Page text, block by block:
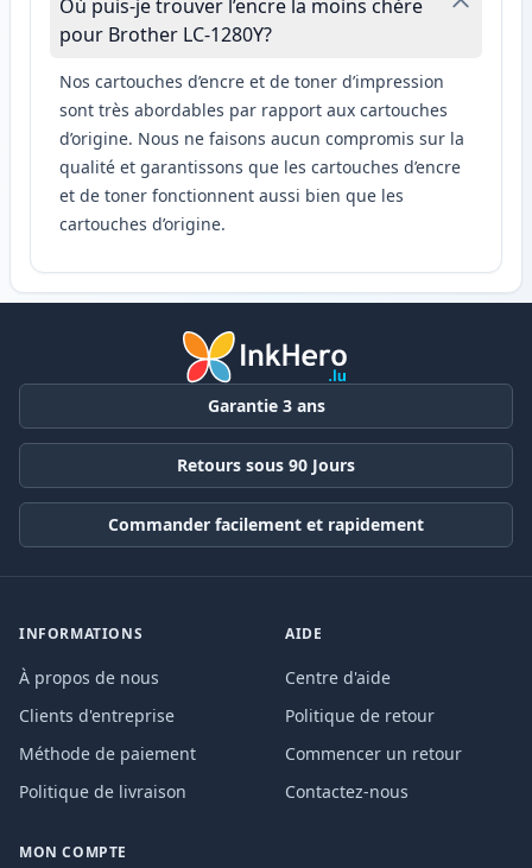
Où puis-je trouver l’encre la moins chère
pour Brother LC-1280Y?
Nos cartouches d’encre et de toner d’impression
sont très abordables par rapport aux cartouches
d’origine. Nous ne faisons aucun compromis sur la
qualité et garantissons que les cartouches d’encre
et de toner fonctionnent aussi bien que les
cartouches d’origine.
Garantie 3 ans
Retours sous 90 Jours
Commander facilement et rapidement
INFORMATIONS
À propos de nous
Clients d'entreprise
Méthode de paiement
Politique de livraison
AIDE
Centre d'aide
Politique de retour
Commencer un retour
Contactez-nous
MON COMPTE